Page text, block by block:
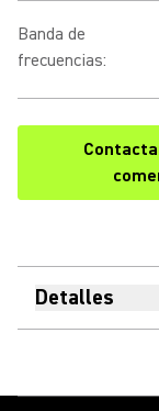
Banda de
frecuencias:
Detalles